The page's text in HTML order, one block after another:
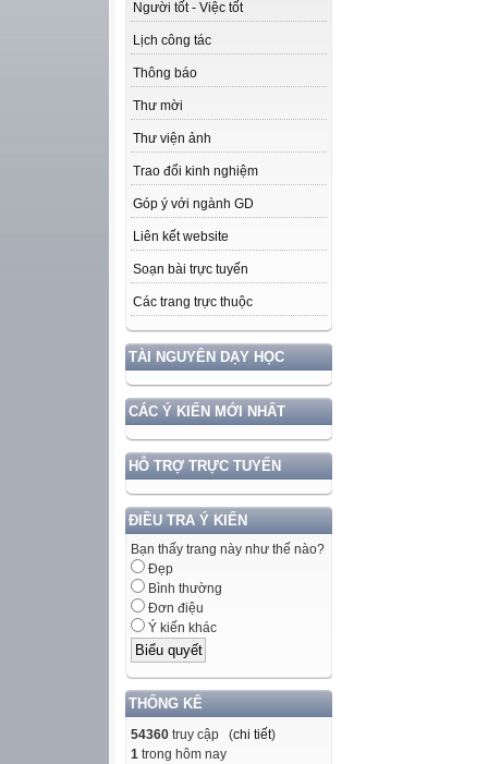
Người tốt - Việc tốt
Lịch công tác
Thông báo
Thư mời
Thư viện ảnh
Trao đổi kinh nghiệm
Góp ý với ngành GD
Liên kết website
Soạn bài trực tuyến
Các trang trực thuộc
TÀI NGUYÊN DẠY HỌC
CÁC Ý KIẾN MỚI NHẤT
HỖ TRỢ TRỰC TUYẾN
ĐIỀU TRA Ý KIẾN
Bạn thấy trang này như thế nào?
Đẹp
Bình thường
Đơn điệu
Ý kiến khác
THỐNG KÊ
54360 truy cập (chi tiết)
1 trong hôm nay